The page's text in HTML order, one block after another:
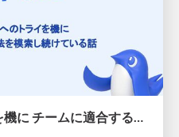
仕様駆動開発へのトライを機に チームに適合する手法を模索し続けている話